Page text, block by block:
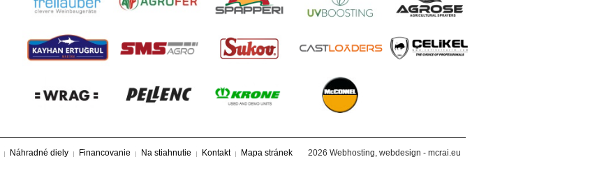
Náhradné diely Financovanie Na stiahnutie Kontakt Mapa stránek 2026 Webhosting, webdesign - mcrai.eu